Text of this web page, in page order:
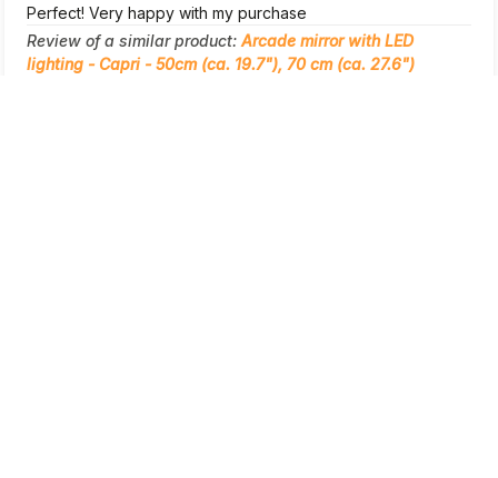
Perfect! Very happy with my purchase
Review of a similar product: Arcade mirror with LED
lighting - Capri - 50cm (ca. 19.7"), 70 cm (ca. 27.6")